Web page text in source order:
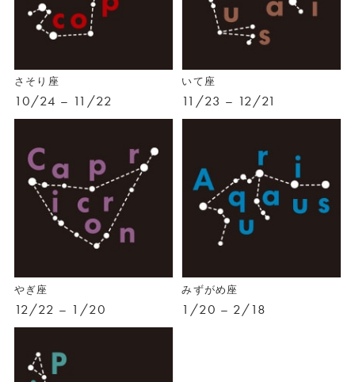
さそり座
10/24 – 11/22
いて座
11/23 – 12/21
やぎ座
12/22 – 1/20
みずがめ座
1/20 – 2/18